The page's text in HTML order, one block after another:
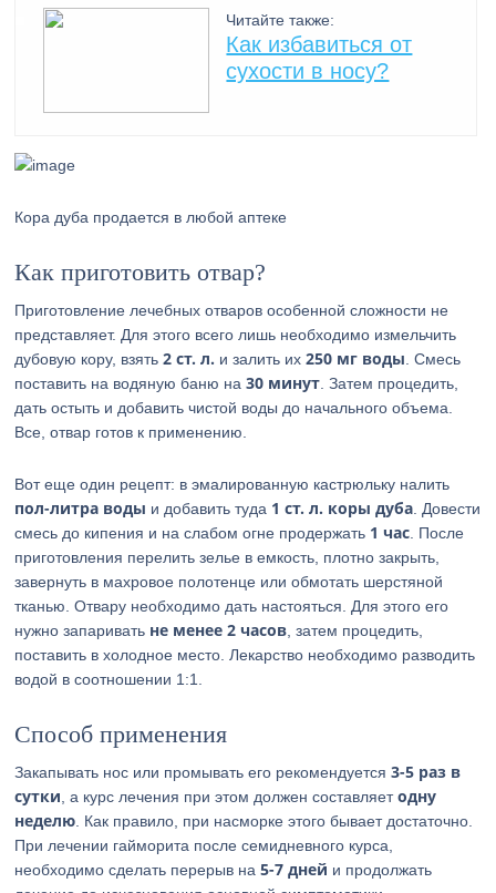
Читайте также:
Как избавиться от
сухости в носу?
Кора дуба продается в любой аптеке
Как приготовить отвар?
Приготовление лечебных отваров особенной сложности не
представляет. Для этого всего лишь необходимо измельчить
дубовую кору, взять2 ст. л. и залить их250 мг воды . Смесь
поставить на водяную баню на30 минут . Затем процедить,
дать остыть и добавить чистой воды до начального объема.
Все, отвар готов к применению.
Вот еще один рецепт: в эмалированную кастрюльку налить
пол-литра воды и добавить туда 1 ст. л. коры дуба . Довести
смесь до кипения и на слабом огне продержать 1 час . После
приготовления перелить зелье в емкость, плотно закрыть,
завернуть в махровое полотенце или обмотать шерстяной
тканью. Отвару необходимо дать настояться. Для этого его
нужно запаривать не менее 2 часов , затем процедить,
поставить в холодное место. Лекарство необходимо разводить
водой в соотношении 1:1.
Способ применения
Закапывать нос или промывать его рекомендуется3-5 раз в
сутки , а курс лечения при этом должен составляетодну
неделю . Как правило, при насморке этого бывает достаточно.
При лечении гайморита после семидневного курса,
необходимо сделать перерыв на5-7 дней и продолжать